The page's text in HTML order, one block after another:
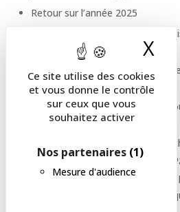
Ce site utilise des cookies
et vous donne le contrôle
sur ceux que vous
souhaitez activer
Nos partenaires (1)
Mesure d'audience
X
Retour sur l’année 2025
La COP se déploie dans les
d’enseignement supérieur
Vous avez été au rendez-vous
de la COP, merci !
Des modalités de suivi fiables
écologique
Mieux vivre en Bourgogne-
de route de la planification
La COP se réunit pour
route de la planification